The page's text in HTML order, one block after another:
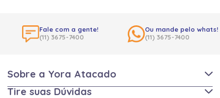
Fale com a gente!
(11) 3675-7400
Ou mande pelo whats!
(11) 3675-7400
Sobre a Yora Atacado
Tire suas Dúvidas